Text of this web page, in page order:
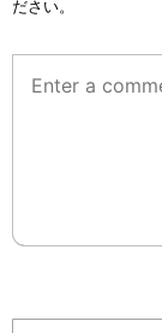
ださい。